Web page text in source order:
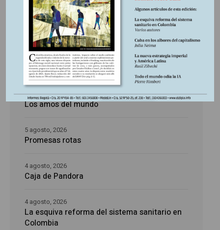
Últimas publicaciones
La época de la intranquilidad
5 agosto, 2026
Los amos del mundo
5 agosto, 2026
Promesas rotas
5 agosto, 2026
Caja de Pandora
4 agosto, 2026
La esquiva reforma del sistema sanitario en
Colombia
4 agosto, 2026